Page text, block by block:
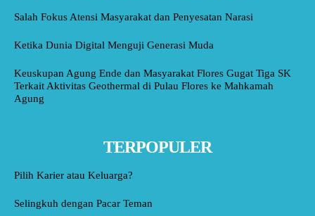
Salah Fokus Atensi Masyarakat dan Penyesatan Narasi
Ketika Dunia Digital Menguji Generasi Muda
Keuskupan Agung Ende dan Masyarakat Flores Gugat Tiga SK
Terkait Aktivitas Geothermal di Pulau Flores ke Mahkamah
Agung
TERPOPULER
Pilih Karier atau Keluarga?
Selingkuh dengan Pacar Teman